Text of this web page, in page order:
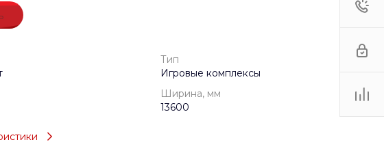
Тип
Игровые комплексы
Ширина, мм
13600